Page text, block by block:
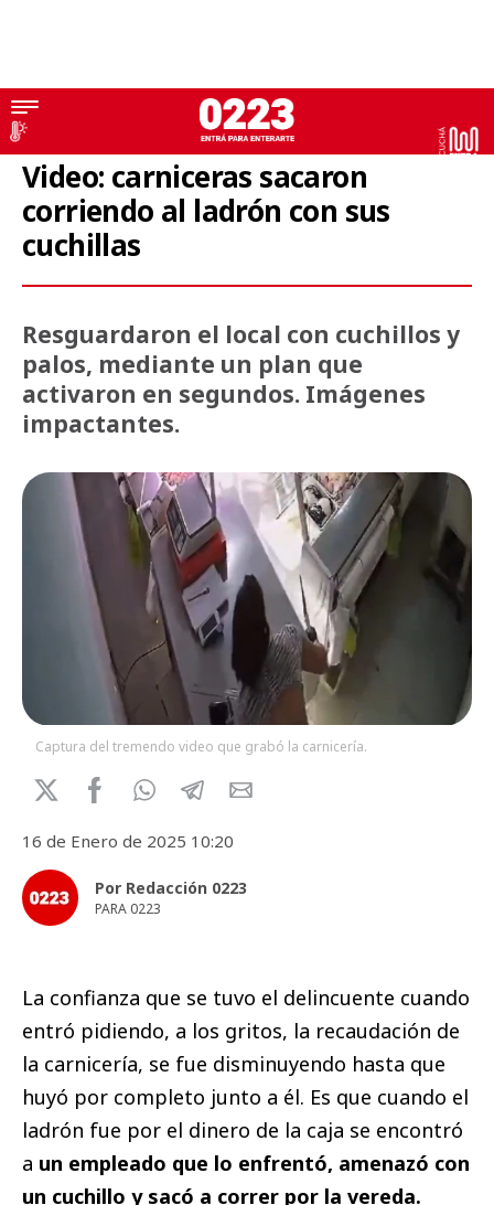
Violento robo
Video: carniceras sacaron
corriendo al ladrón con sus
cuchillas
Resguardaron el local con cuchillos y
palos, mediante un plan que
activaron en segundos. Imágenes
impactantes.
Captura del tremendo video que grabó la carnicería.
16 de Enero de 2025 10:20
Por Redacción 0223
PARA 0223
La confianza que se tuvo el delincuente cuando
entró pidiendo, a los gritos, la recaudación de
la carnicería, se fue disminuyendo hasta que
huyó por completo junto a él. Es que cuando el
ladrón fue por el dinero de la caja se encontró
a un empleado que lo enfrentó, amenazó con
un cuchillo y sacó a correr por la vereda.